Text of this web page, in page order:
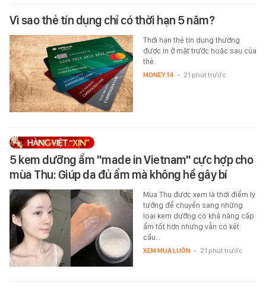
Vì sao thẻ tín dụng chỉ có thời hạn 5 năm?
Thời hạn thẻ tín dụng thường
được in ở mặt trước hoặc sau của
thẻ.
MONEY.14 - 21 phút trước
5 kem dưỡng ẩm "made in Vietnam" cực hợp cho
mùa Thu: Giúp da đủ ẩm mà không hề gây bí
Mùa Thu được xem là thời điểm lý
tưởng để chuyển sang những
loại kem dưỡng có khả năng cấp
ẩm tốt hơn nhưng vẫn có kết
cấu…
XEM MUA LUÔN - 21 phút trước